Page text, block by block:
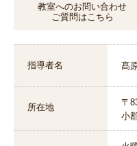
教室へのお問い合わせ
ご質問はこちら
指導者名 髙
所在地
〒
小